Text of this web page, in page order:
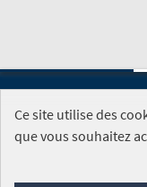
SITE
Ce site utilise des
que vous souhaitez